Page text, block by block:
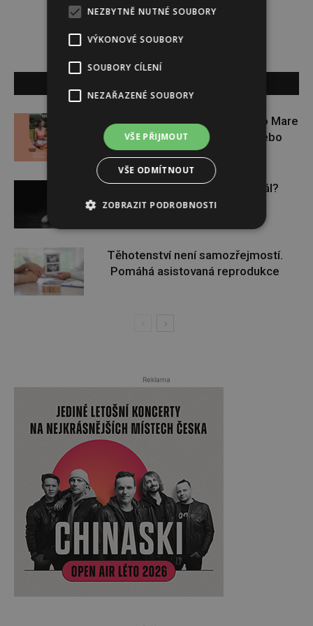
Zapojte se do letní soutěže s Rio Mare
a vyhrajte iWatch Series 11 nebo
jógamatku
Budou se vraždit malé děti dál?
Těhotenství není samozřejmostí.
Pomáhá asistovaná reprodukce
Reklama
NEZBYTNĚ NUTNÉ SOUBORY
VÝKONOVÉ SOUBORY
SOUBORY CÍLENÍ
NEZAŘAZENÉ SOUBORY
VŠE PŘIJMOUT
VŠE ODMÍTNOUT
ZOBRAZIT PODROBNOSTI